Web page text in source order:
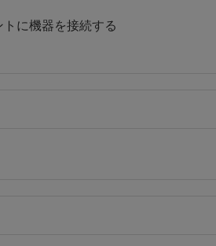
に機器を接続する